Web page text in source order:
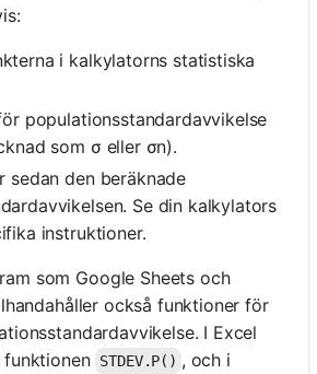
i kalkylatorns statistiska
populationsstandardavvikelse
som σ eller σn).
sedan den beräknade
Se din kalkylators
instruktioner.
som Google Sheets och
också funktioner för
I Excel
funktionen STDEV.P() , och i